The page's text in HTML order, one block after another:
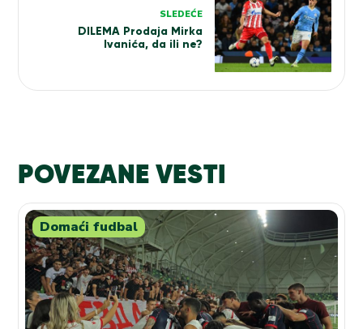
SLEDEĆE
DILEMA Prodaja Mirka
Ivanića, da ili ne?
POVEZANE VESTI
Domaći fudbal